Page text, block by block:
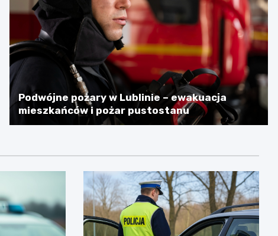
Podwójne pożary w Lublinie – ewakuacja
mieszkańców i pożar pustostanu